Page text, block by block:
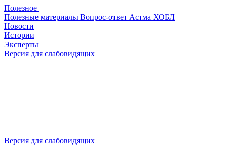
Полезное
Полезные материалы Вопрос-ответ Астма ХОБЛ
Новости
Истории
Эксперты
Версия для слабовидящих
Версия для слабовидящих